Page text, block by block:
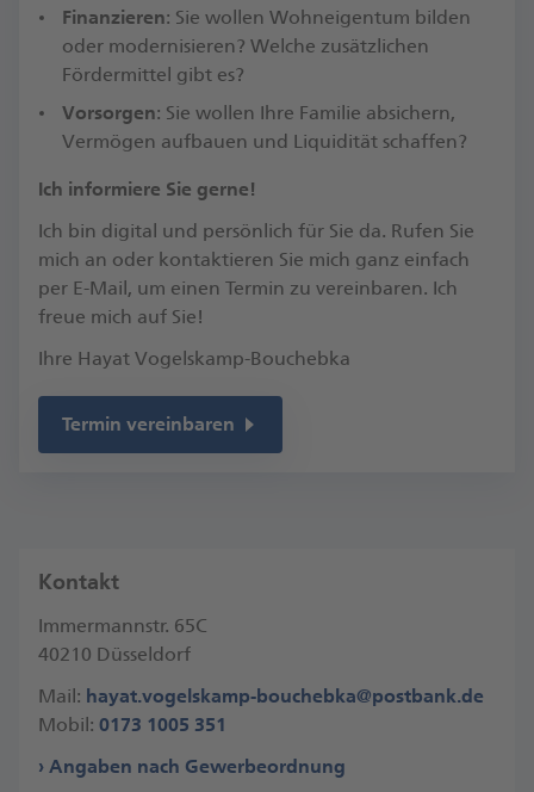
Finanzieren: Sie wollen Wohneigentum bilden
oder modernisieren? Welche zusätzlichen
Fördermittel gibt es?​
Vorsorgen: Sie wollen Ihre Familie absichern,
Vermögen aufbauen und Liquidität schaffen?
​Ich informiere Sie gerne!
Ich bin digital und persönlich für Sie da. Rufen Sie
mich an oder kontaktieren Sie mich ganz einfach
per E-Mail, um einen Termin zu vereinbaren.​ Ich
freue mich auf Sie!​
Ihre Hayat Vogelskamp-Bouchebka
Termin vereinbaren
Kontakt
Immermannstr. 65C
40210 Düsseldorf
Mail: hayat.vogelskamp-bouchebka@postbank.de
Mobil: 0173 1005 351
Angaben nach Gewerbeordnung